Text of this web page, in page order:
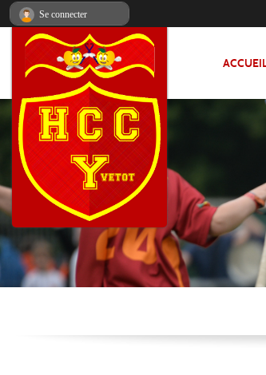
Se connecter
Panneau de gestion des cookies